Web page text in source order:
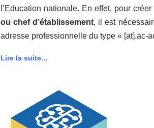
l’Education nationale. En effet, pour créer
ou chef d’établissement, il est
adresse professionnelle du type « [at].ac-
Lire la suite...